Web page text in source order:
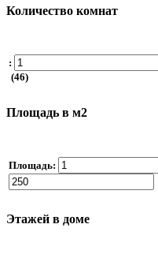
Количество комнат
:
(46)
Площадь в м2
Площадь:
Этажей в доме